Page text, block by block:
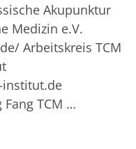
Akupunktur
Medizin e.V.
Arbeitskreis TCM
TCM …